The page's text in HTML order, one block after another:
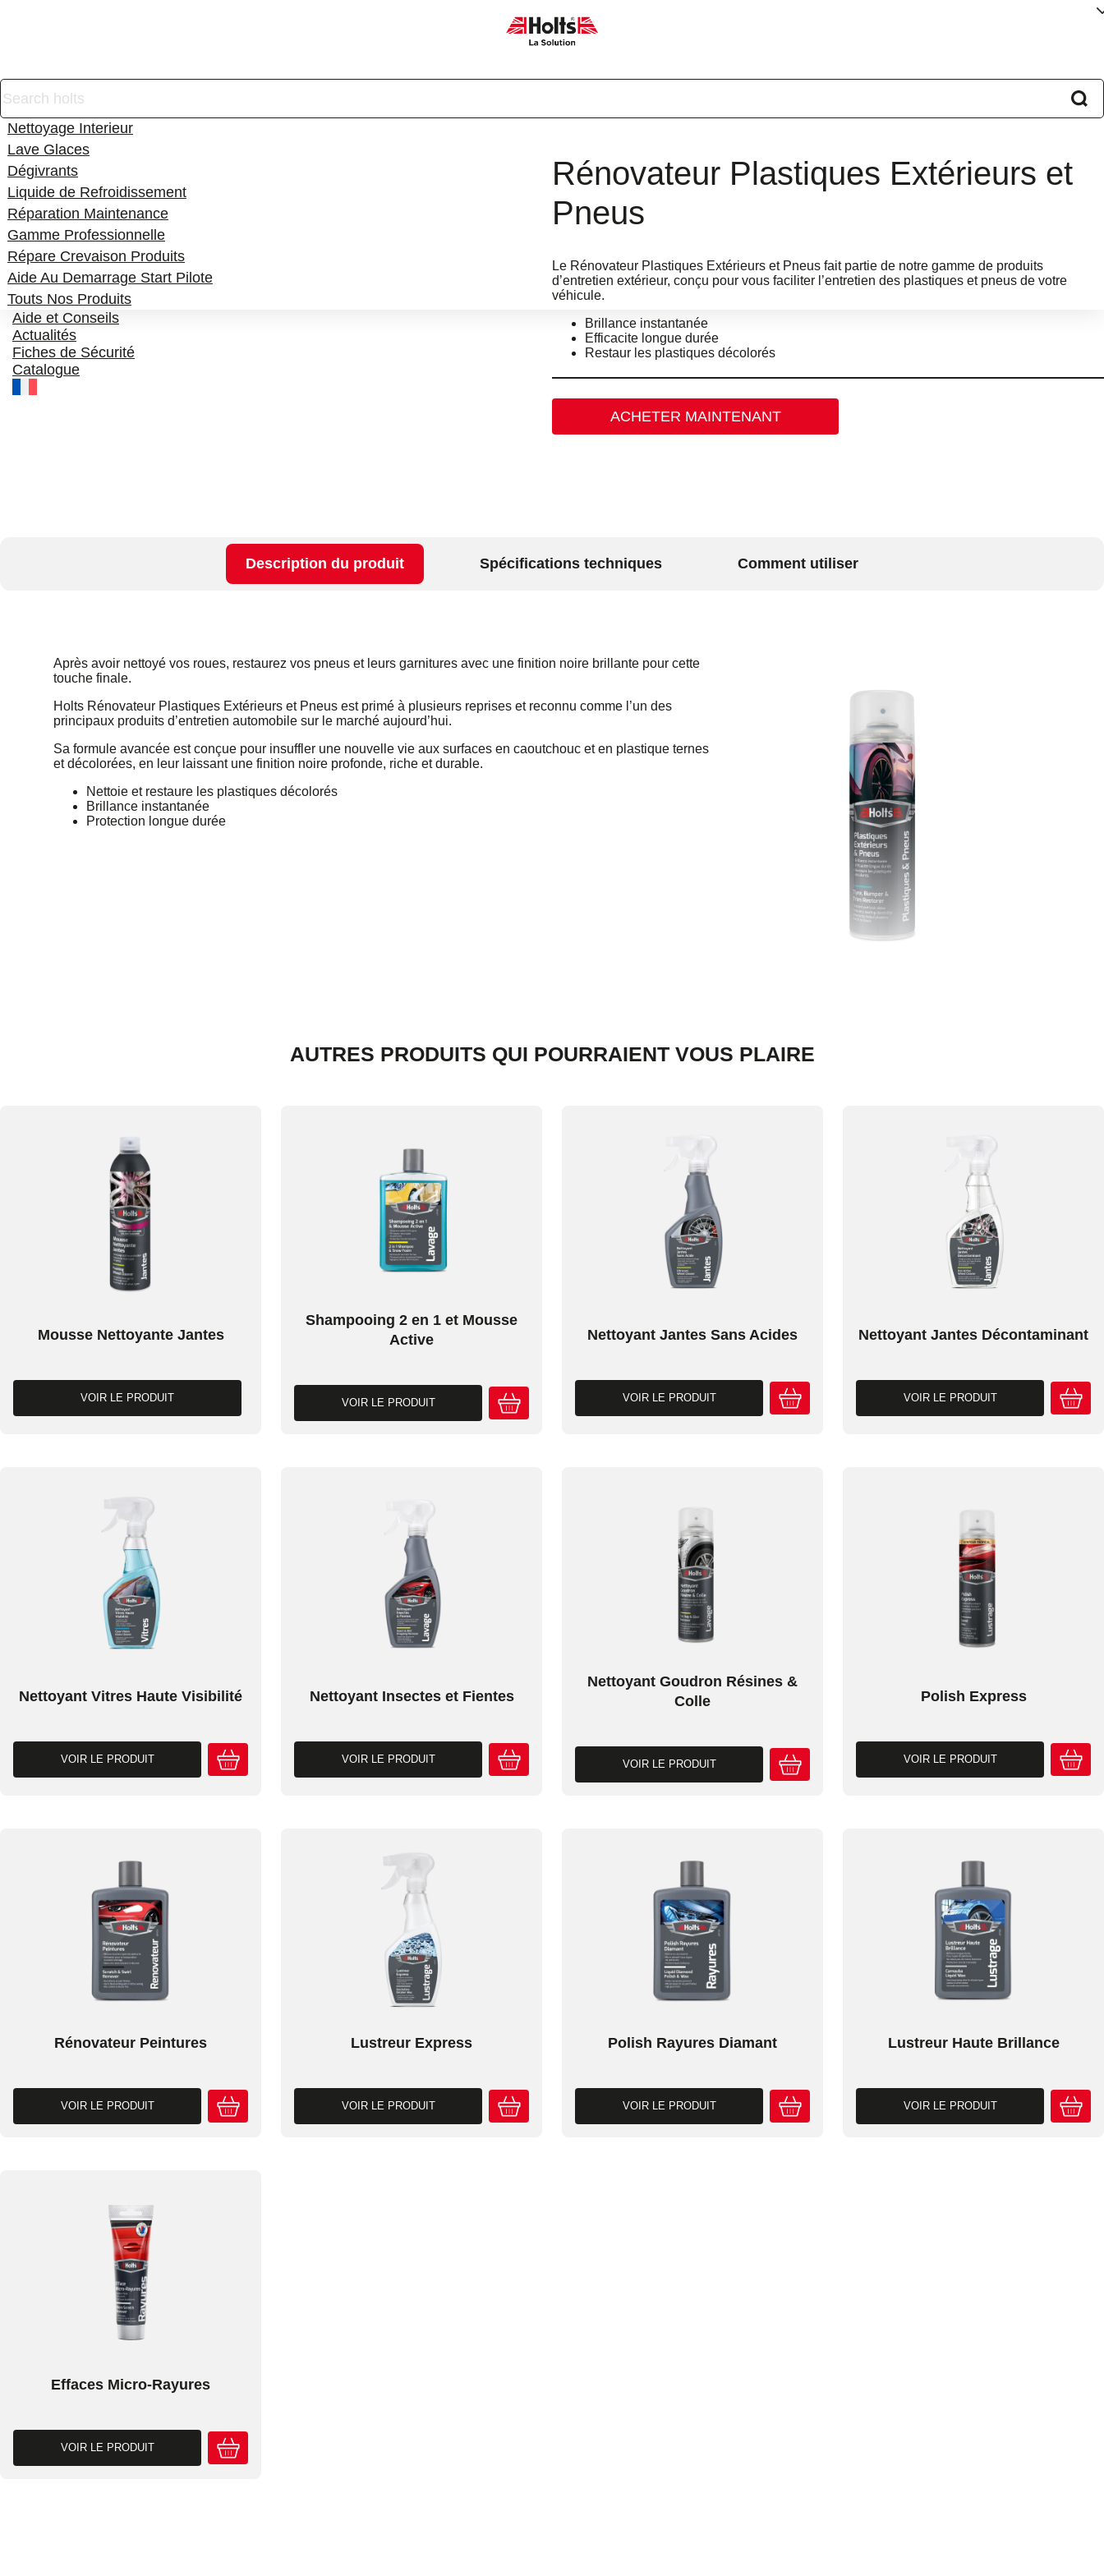
Nettoyage Exterieur
Nettoyage Interieur
Lave Glaces
Dégivrants
Liquide de Refroidissement
Réparation Maintenance
Gamme Professionnelle
Répare Crevaison Produits
Aide Au Demarrage Start Pilote
Touts Nos Produits
Aide et Conseils
Actualités
Fiches de Sécurité
Catalogue
Rénovateur Plastiques Extérieurs et
Pneus
ACHETER MAINTENANT
Le Rénovateur Plastiques Extérieurs et Pneus fait partie de notre gamme de produits
d’entretien extérieur, conçu pour vous faciliter l’entretien des plastiques et pneus de votre
véhicule.
Brillance instantanée
Efficacite longue durée
Restaur les plastiques décolorés
Description du produit Spécifications techniques Comment utiliser
Après avoir nettoyé vos roues, restaurez vos pneus et leurs garnitures avec une finition noire brillante pour cette
touche finale.
Holts Rénovateur Plastiques Extérieurs et Pneus est primé à plusieurs reprises et reconnu comme l’un des
principaux produits d’entretien automobile sur le marché aujourd’hui.
Sa formule avancée est conçue pour insuffler une nouvelle vie aux surfaces en caoutchouc et en plastique ternes
et décolorées, en leur laissant une finition noire profonde, riche et durable.
Nettoie et restaure les plastiques décolorés
Brillance instantanée
Protection longue durée
AUTRES PRODUITS QUI POURRAIENT VOUS PLAIRE
Mousse Nettoyante Jantes
VOIR LE PRODUIT
Shampooing 2 en 1 et Mousse
Active
VOIR LE PRODUIT
Nettoyant Jantes Sans Acides
VOIR LE PRODUIT
Nettoyant Jantes Décontaminant
VOIR LE PRODUIT
Nettoyant Vitres Haute Visibilité
VOIR LE PRODUIT
Nettoyant Insectes et Fientes
VOIR LE PRODUIT
Nettoyant Goudron Résines &
Colle
VOIR LE PRODUIT
Polish Express
VOIR LE PRODUIT
Rénovateur Peintures
VOIR LE PRODUIT
Lustreur Express
VOIR LE PRODUIT
Polish Rayures Diamant
VOIR LE PRODUIT
Lustreur Haute Brillance
VOIR LE PRODUIT
Effaces Micro-Rayures
VOIR LE PRODUIT